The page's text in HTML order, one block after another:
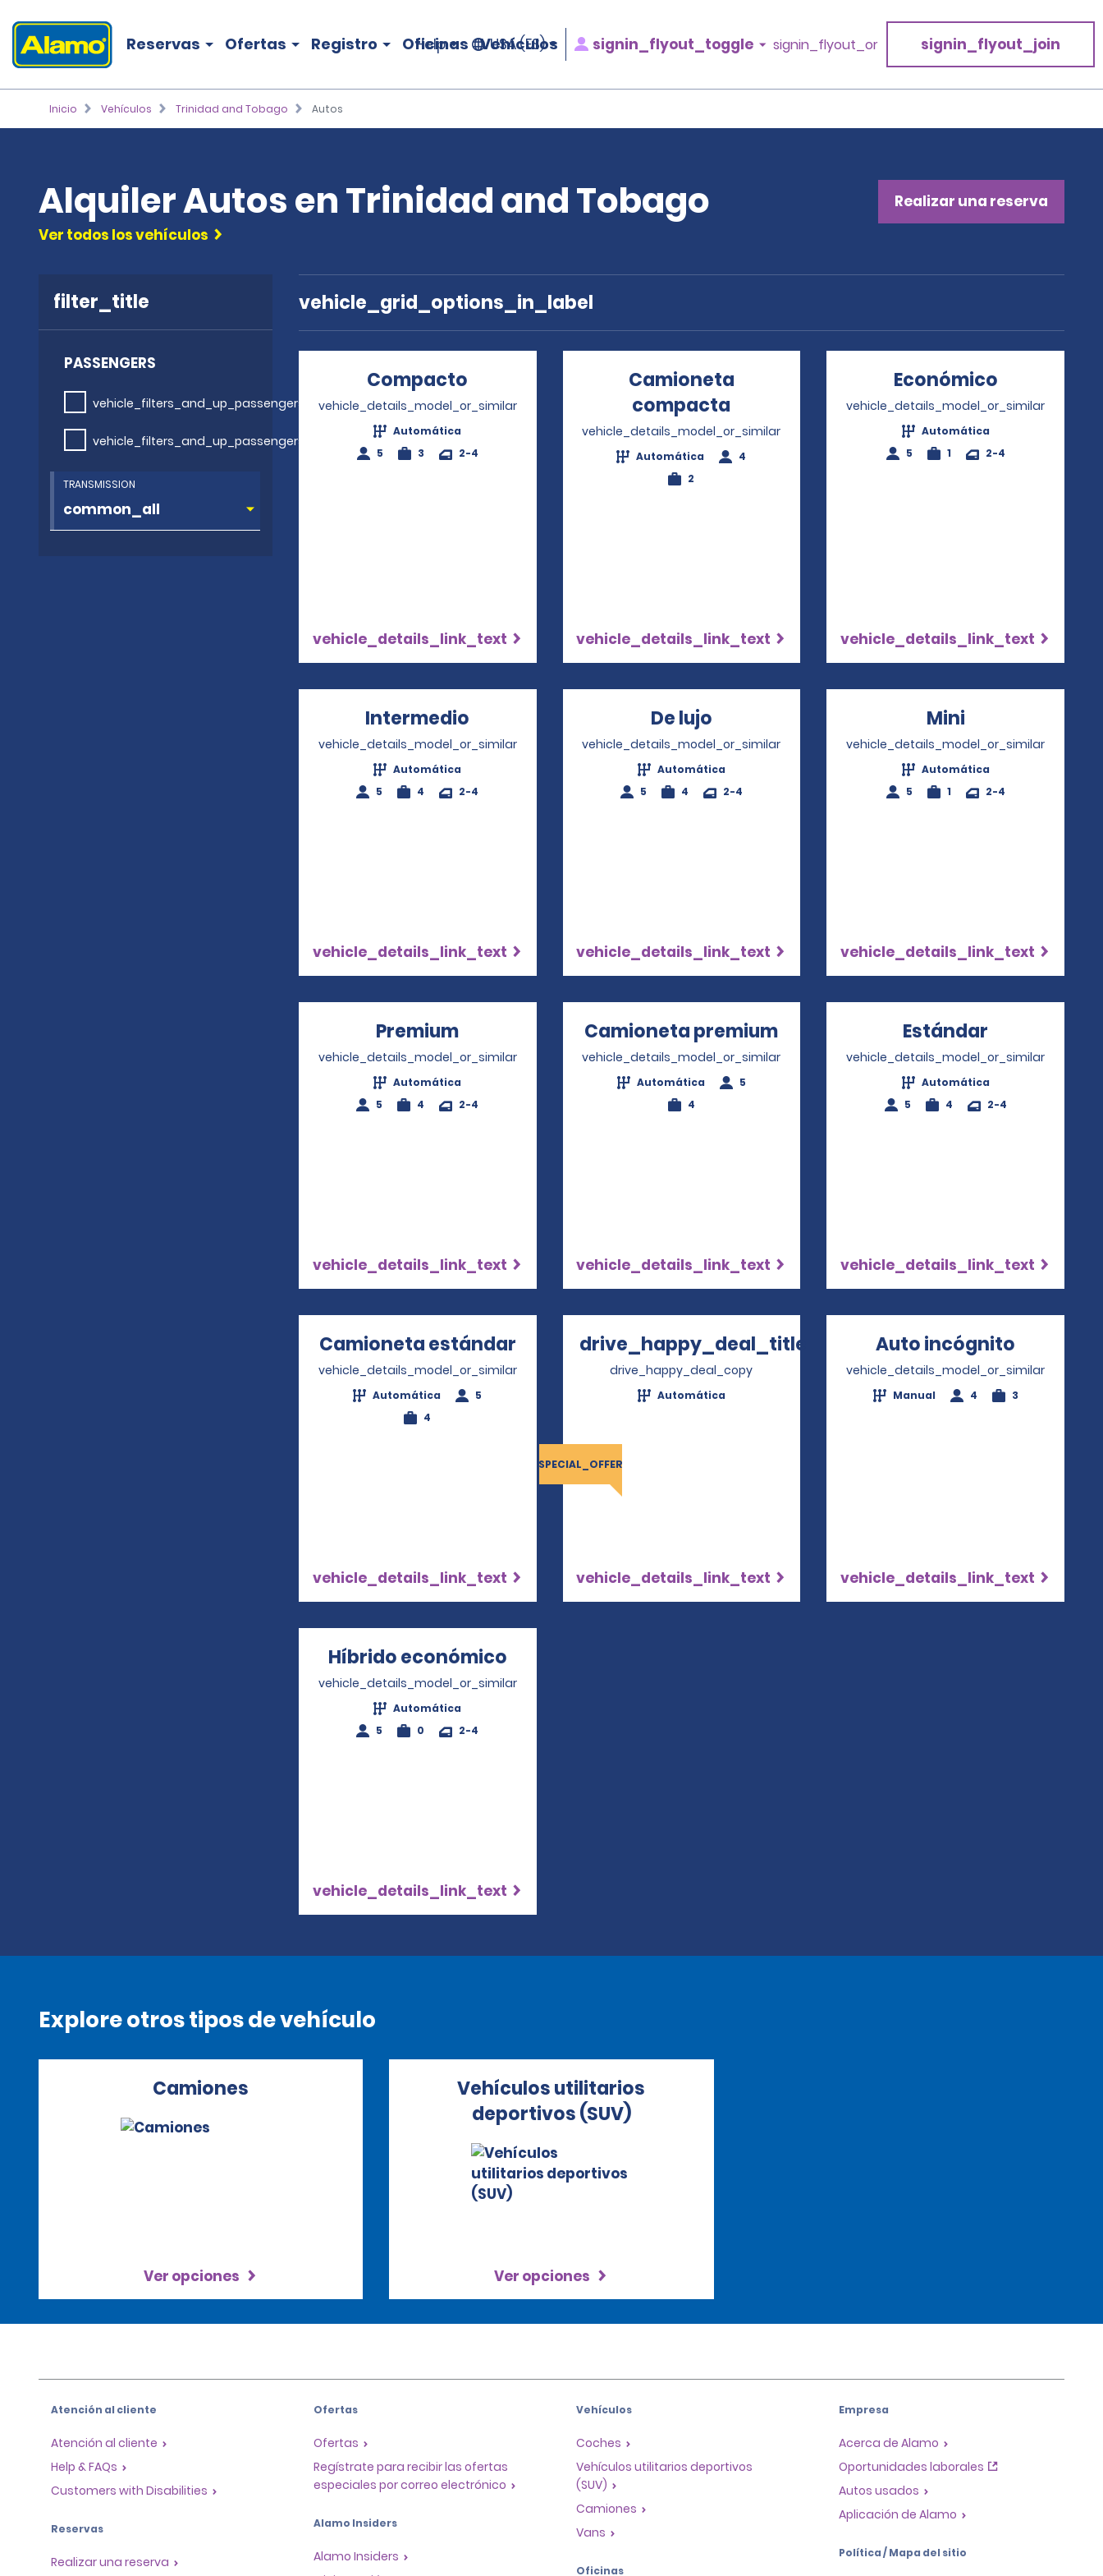
Reservas Ofertas Registro Oficinas Vehículos
Help USA (ES) signin_flyout_toggle signin_flyout_or signin_flyout_join
Inicio Vehículos Trinidad and Tobago Autos
Alquiler Autos en Trinidad and Tobago
Realizar una reserva
Ver todos los vehículos
filter_title
PASSENGERS
vehicle_filters_and_up_passengers
vehicle_filters_and_up_passengers
TRANSMISSION
vehicle_grid_options_in_label
Compacto Opens in a new window
vehicle_details_model_or_similar
Automática
5
3 2-4
vehicle_details_link_text
Camioneta
compacta Opens in a new window
vehicle_details_model_or_similar
Automática
4
2
vehicle_details_link_text
Económico
vehicle_details_model_or_similar
Automática
5
1 2-4
vehicle_details_link_text
Intermedio Opens in a new window
vehicle_details_model_or_similar
Automática
5
4 2-4
vehicle_details_link_text
De lujo Opens in a new window
vehicle_details_model_or_similar
Automática
5
4 2-4
vehicle_details_link_text
Mini
vehicle_details_model_or_similar
Automática
5
1 2-4
vehicle_details_link_text
Premium Opens in a new window
vehicle_details_model_or_similar
Automática
5
4 2-4
vehicle_details_link_text
Camioneta premium Opens in a new window
vehicle_details_model_or_similar
Automática
5
4
vehicle_details_link_text
Estándar
vehicle_details_model_or_similar
Automática
5
4 2-4
vehicle_details_link_text
Camioneta estándar Opens in a new window
vehicle_details_model_or_similar
Automática
5
4
vehicle_details_link_text
drive_happy_deal_title
Opens in a new window
drive_happy_deal_copy
Automática
SPECIAL_OFFER
vehicle_details_link_text
Auto incógnito
vehicle_details_model_or_similar
Manual 4 3
vehicle_details_link_text
Híbrido económico
vehicle_details_model_or_similar
Automática
5
0 2-4
vehicle_details_link_text
Explore otros tipos de vehículo
Camiones
Ver opciones
Vehículos utilitarios
deportivos (SUV)
Ver opciones
Atención al cliente
Atención al cliente
Help & FAQs
Customers with Disabilities
Reservas
Realizar una reserva
Ofertas
Ofertas
Regístrate para recibir las ofertas
especiales por correo electrónico
Alamo Insiders
Alamo Insiders
Vehículos
Coches
Vehículos utilitarios deportivos
(SUV)
Camiones
Vans
Oficinas
Empresa
Acerca de Alamo
Oportunidades laborales
Autos usados
Aplicación de Alamo
Política / Mapa del sitio